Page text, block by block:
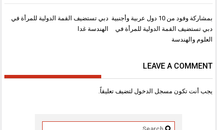
تصفّح
المقالات
دبي تستضيف القمة الدولية للمرأة في
الهندسة غدا
بمشاركة وفود من 10 دول عربية وأجنبية
دبي تستضيف القمة الدولية للمرأة في
العلوم والهندسة
LEAVE A COMMENT
يجب أنت تكون مسجل الدخول لتضيف تعليقاً.